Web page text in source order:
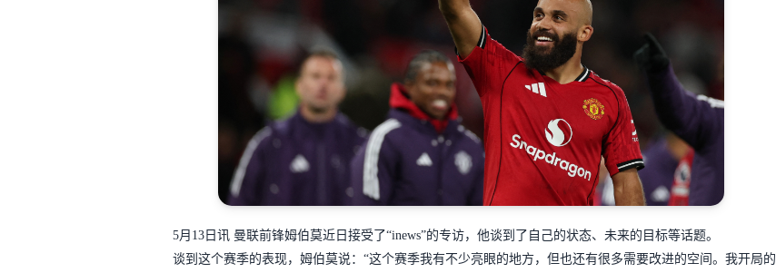
5月13日讯 曼联前锋姆伯莫近日接受了“inews”的专访，他谈到了自己的状态、未来的目标等话题。
谈到这个赛季的表现，姆伯莫说：“这个赛季我有不少亮眼的地方，但也还有很多需要改进的空间。我开局的